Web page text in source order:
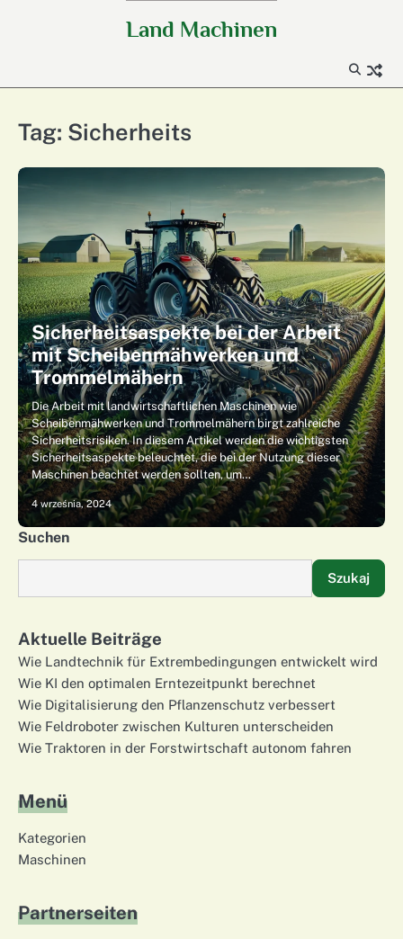
Land Machinen
Tag: Sicherheits
Sicherheitsaspekte bei der Arbeit
mit Scheibenmähwerken und
Trommelmähern
Die Arbeit mit landwirtschaftlichen Maschinen wie
Scheibenmähwerken und Trommelmähern birgt zahlreiche
Sicherheitsrisiken. In diesem Artikel werden die wichtigsten
Sicherheitsaspekte beleuchtet, die bei der Nutzung dieser
Maschinen beachtet werden sollten, um…
4 września, 2024
Suchen
Szukaj
Aktuelle Beiträge
Wie Landtechnik für Extrembedingungen entwickelt wird
Wie KI den optimalen Erntezeitpunkt berechnet
Wie Digitalisierung den Pflanzenschutz verbessert
Wie Feldroboter zwischen Kulturen unterscheiden
Wie Traktoren in der Forstwirtschaft autonom fahren
Menü
Kategorien
Maschinen
Partnerseiten